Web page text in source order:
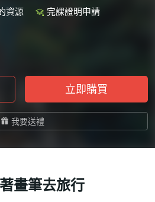
資源 完課證明申請
立即購買
我要送禮
畫筆去旅行